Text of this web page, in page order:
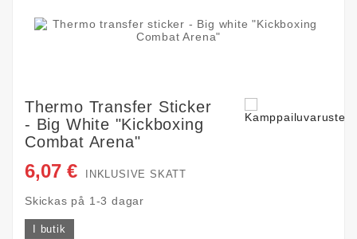
Thermo Transfer Sticker
- Big White "Kickboxing
Combat Arena"
6,07 € INKLUSIVE SKATT
Skickas på 1-3 dagar
I butik